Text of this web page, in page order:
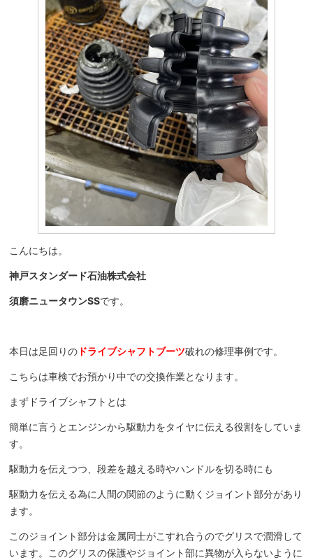
こんにちは。
神戸スタンダード石油株式会社
須磨ニュータウンSSです。
本日は足回りの ドライブシャフトブーツ破れの修理事例です。
こちらは車検でお預かり中での交換作業となります。
まずドライブシャフトとは
簡単に言うとエンジンから駆動力をタイヤに伝える役割をしていま
す。
駆動力を伝えつつ、段差を越える時やハンドルを切る時にも
駆動力を伝える為に人間の関節のように動くジョイント部分があり
ます。
このジョイント部分は金属同士がこすれ合うのでグリスで潤滑して
います。このグリスの保護やジョイント部に異物が入らないように